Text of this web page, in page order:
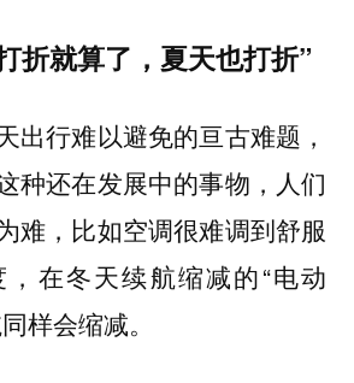
折就算了，夏天也打折”
出行难以避免的亘古难题，
种还在发展中的事物，人们
难，比如空调很难调到舒服
在冬天续航缩减的“电动
样会缩减。